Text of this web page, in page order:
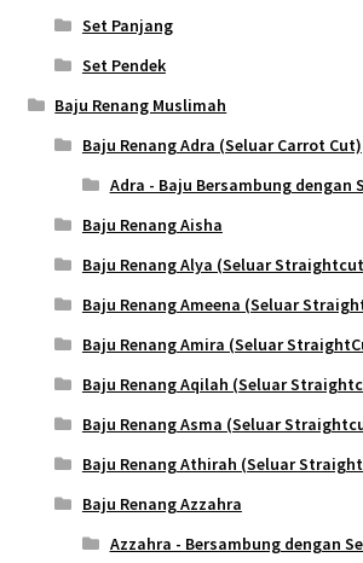
Set Panjang
Set Pendek
Baju Renang Muslimah
Baju Renang Adra (Seluar Carrot Cut)
Adra - Baju Bersambung dengan
Baju Renang Aisha
Baju Renang Alya (Seluar
Baju Renang Ameena (Seluar
Baju Renang Amira (Seluar
Baju Renang Aqilah (Seluar
Baju Renang Asma (Seluar
Baju Renang Athirah (Seluar
Baju Renang Azzahra
Azzahra - Bersambung dengan